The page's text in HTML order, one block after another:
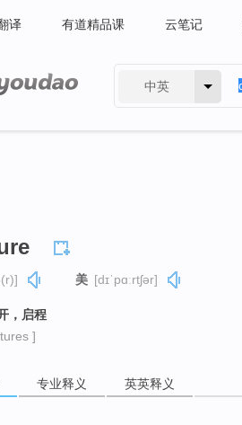
译 有道精品课 云笔记
中英
美 [dɪˈpɑːrtʃər]
，启程
]
专业释义 英英释义